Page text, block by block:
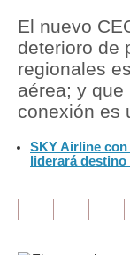
Finanzas
Inmobiliarias
Plus G
Editorial
Pregunta de hoy
El nuevo
deterioro de
regionales
aérea; y que
conexión es
SKY Airline
liderará destino